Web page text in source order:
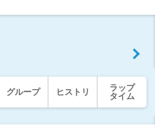
グループ ヒストリ
ラップ
タイム